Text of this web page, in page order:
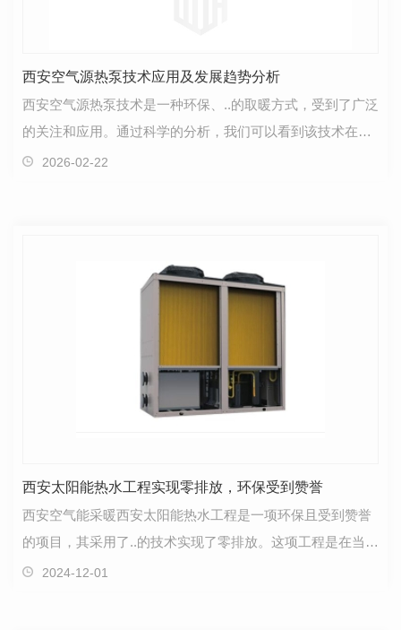
西安空气源热泵技术应用及发展趋势分析
西安空气源热泵技术是一种环保、..的取暖方式，受到了广泛
的关注和应用。通过科学的分析，我们可以看到该技术在未
来的发展趋势。首先，西安空气源热泵技术具有优良…
2026-02-22
西安太阳能热水工程实现零排放，环保受到赞誉
西安空气能采暖西安太阳能热水工程是一项环保且受到赞誉
的项目，其采用了..的技术实现了零排放。这项工程是在当地
政府的支持下进行的，旨在为城市居民提供更加环保…
2024-12-01